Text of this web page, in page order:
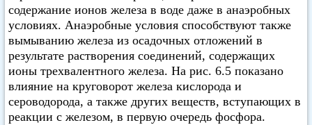
содержание ионов железа в воде даже в анаэробных
условиях. Анаэробные условия способствуют также
вымыванию железа из осадочных отложений в
результате растворения соединений, содержащих
ионы трехвалентного железа. На рис. 6.5 показано
влияние на круговорот железа кислорода и
сероводорода, а также других веществ, вступающих в
реакции с железом, в первую очередь фосфора.